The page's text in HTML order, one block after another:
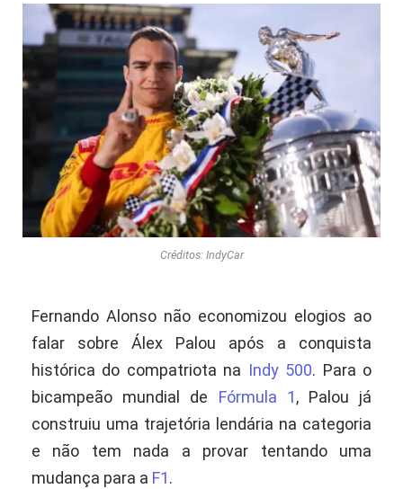
Créditos: IndyCar
Fernando Alonso não economizou elogios ao
falar sobre Álex Palou após a conquista
histórica do compatriota na Indy 500. Para o
bicampeão mundial de Fórmula 1, Palou já
construiu uma trajetória lendária na categoria
e não tem nada a provar tentando uma
mudança para a F1.